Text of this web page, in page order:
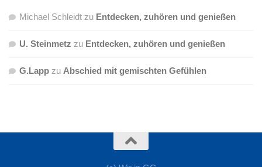
Michael Schleidt zu Entdecken, zuhören und genießen
U. Steinmetz zu Entdecken, zuhören und genießen
G.Lapp zu Abschied mit gemischten Gefühlen